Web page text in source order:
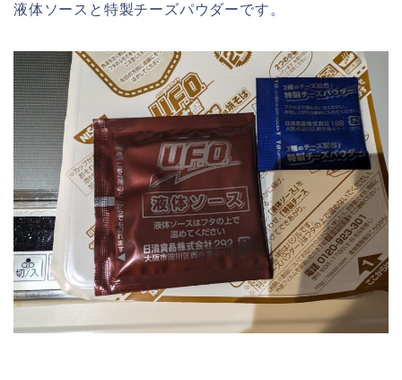
液体ソースと特製チーズパウダーです。